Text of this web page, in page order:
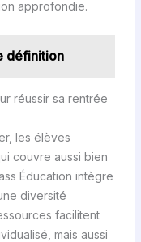
approfondie.
définition
réussir sa rentrée
les élèves
couvre aussi bien
Éducation intègre
diversité
facilitent
mais aussi